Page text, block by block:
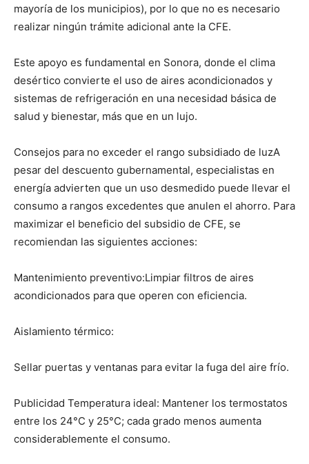
mayoría de los municipios), por lo que no es necesario
realizar ningún trámite adicional ante la CFE.
Este apoyo es fundamental en Sonora, donde el clima
desértico convierte el uso de aires acondicionados y
sistemas de refrigeración en una necesidad básica de
salud y bienestar, más que en un lujo.
Consejos para no exceder el rango subsidiado de luzA
pesar del descuento gubernamental, especialistas en
energía advierten que un uso desmedido puede llevar el
consumo a rangos excedentes que anulen el ahorro. Para
maximizar el beneficio del subsidio de CFE, se
recomiendan las siguientes acciones:
Mantenimiento preventivo:Limpiar filtros de aires
acondicionados para que operen con eficiencia.
Aislamiento térmico:
Sellar puertas y ventanas para evitar la fuga del aire frío.
Publicidad Temperatura ideal: Mantener los termostatos
entre los 24°C y 25°C; cada grado menos aumenta
considerablemente el consumo.